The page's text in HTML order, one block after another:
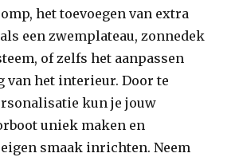
het toevoegen van extra
een zwemplateau, zonnedek
of zelfs het aanpassen
van het interieur. Door te
kun je jouw
uniek maken en
smaak inrichten. Neem